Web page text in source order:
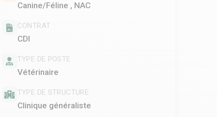
Canine/Féline , NAC
CONTRAT
CDI
TYPE DE POSTE
Vétérinaire
TYPE DE STRUCTURE
Clinique généraliste